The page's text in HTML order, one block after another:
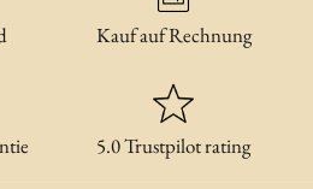
Kauf auf Rechnung
5.0 Trustpilot rating